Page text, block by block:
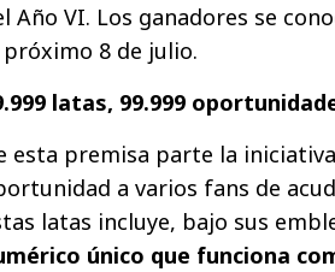
Año VI. Los ganadores se
próximo 8 de julio.
latas, 99.999
esta premisa parte la
a varios fans de
latas incluye, bajo sus
único que funciona